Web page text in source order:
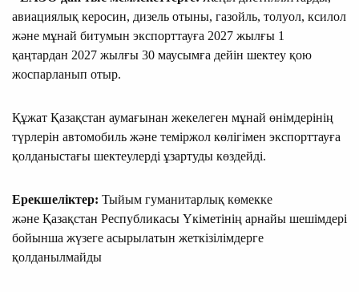
авиациялық керосин, дизель отыны, газойль, толуол, ксилол
және мұнай битумын экспорттауға 2027 жылғы 1
қаңтардан 2027 жылғы 30 маусымға дейін шектеу қою
жоспарланып отыр.
Құжат Қазақстан аумағынан жекелеген мұнай өнімдерінің
түрлерін автомобиль және теміржол көлігімен экспорттауға
қолданыстағы шектеулерді ұзартуды көздейді.
Ерекшеліктер: Тыйым гуманитарлық көмекке
және Қазақстан Республикасы Үкіметінің арнайы шешімдері
бойынша жүзеге асырылатын жеткізілімдерге
қолданылмайды